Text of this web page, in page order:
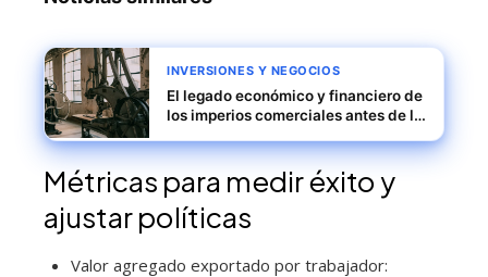
INVERSIONES Y NEGOCIOS
El legado económico y financiero de
los imperios comerciales antes de la
Métricas para medir éxito y
ajustar políticas
Valor agregado exportado por trabajador: